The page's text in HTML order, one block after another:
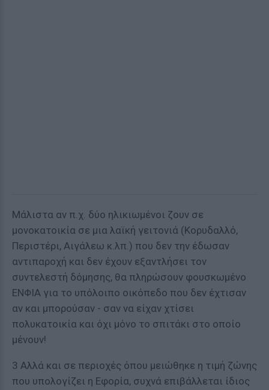
Μάλιστα αν π.χ. δύο ηλικιωμένοι ζουν σε
μονοκατοικία σε μια λαϊκή γειτονιά (Κορυδαλλό,
Περιστέρι, Αιγάλεω κ.λπ.) που δεν την έδωσαν
αντιπαροχή και δεν έχουν εξαντλήσει τον
συντελεστή δόμησης, θα πληρώσουν φουσκωμένο
ΕΝΦΙΑ για το υπόλοιπο οικόπεδο που δεν έχτισαν
αν και μπορούσαν - σαν να είχαν χτίσει
πολυκατοικία και όχι μόνο το σπιτάκι στο οποίο
μένουν!
3 Αλλά και σε περιοχές όπου μειώθηκε η τιμή ζώνης
που υπολογίζει η Εφορία, συχνά επιβάλλεται ίδιος